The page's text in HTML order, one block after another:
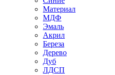
Материал
МДФ
Эмаль
Акрил
Береза
Дерево
Дуб
ЛДСП